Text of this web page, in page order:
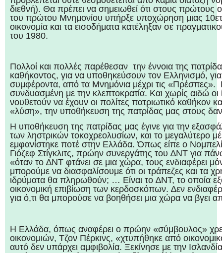
διεθνή). Θα πρέπει να σημειωθεί ότι στους πρώτους
του πρώτου Μνημονίου υπήρξε υποχώρηση μιας
οικονομία και τα εισοδήματα κατέληξαν σε
του 1980.
Πολλοί και πολλές παρέθεσαν την έννοια της
καθήκοντος, για να υποθηκεύσουν τον Ελληνισμό,
συμφέροντα, από τα Μνημόνια μέχρι τις «Πρέσπες».
συνδυασμένη με την κλεπτοκρατία. Και χωρίς αιδώ οι
νουθετούν να έχουν οι πολίτες πατριωτικό καθήκον
«λύση», την υποθήκευση της πατρίδας μας στους
Η υποθήκευση της πατρίδας μας έγινε για την
των ληστρικών τοκοχρεολυσίων, και το μεγαλύτερο
εμφανίστηκε ποτέ στην Ελλάδα. Όπως είπε ο
Γιόζεφ Στίγκλιτς, πρώην συνεργάτης του ∆ΝΤ για
«όταν το ∆ΝΤ φτάνει σε μια χώρα, τους ενδιαφέρει
μπορούμε να διασφαλίσουμε ότι οι τράπεζες και τα
ιδρύματα θα πληρωθούν; … Είναι το ∆ΝΤ, το οποία
οικονομική επιβίωση των κερδοσκόπων. ∆εν
για ό,τι θα μπορούσε να βοηθήσει μια χώρα να βγει
Η Ελλάδα, όπως αναφέρει ο πρώην «σύμβουλος»
οικονομιών, Τζον Πέρκινς, «χτυπήθηκε από
αυτό δεν υπάρχει αμφιβολία. Ξεκίνησε με την